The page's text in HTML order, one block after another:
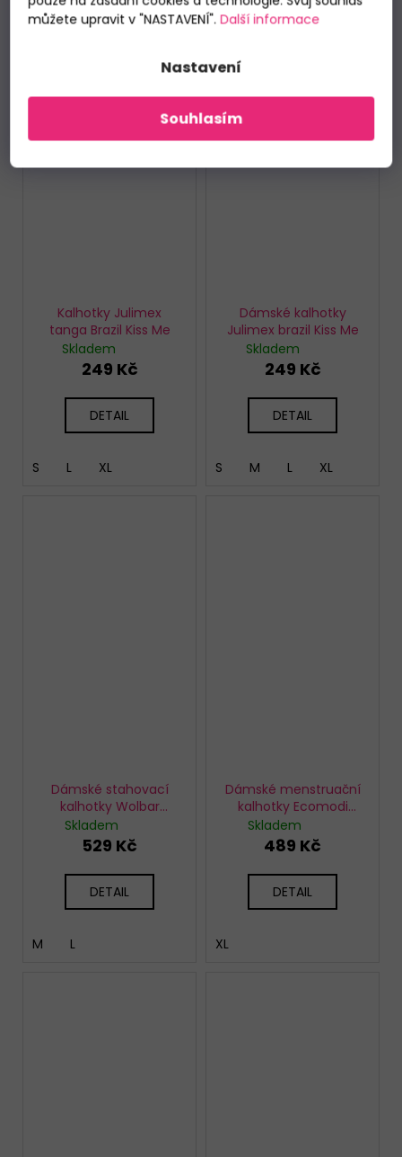
můžete upravit v "NASTAVENÍ". Další informace
Nastavení
Souhlasím
Kalhotky Julimex
tanga Brazil Kiss Me
Skladem
249 Kč
DETAIL
S L XL
Dámské kalhotky
Julimex brazil Kiss Me
Skladem
249 Kč
DETAIL
S M L XL
Dámské stahovací
kalhotky Wolbar
Supressa černé
Skladem
529 Kč
DETAIL
M L
Dámské menstruační
kalhotky Ecomodi
klasické růžové
Skladem
489 Kč
DETAIL
XL